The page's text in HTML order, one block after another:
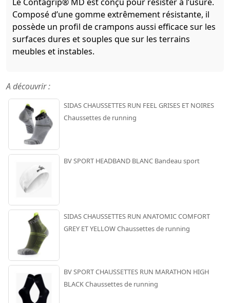
Composé d’une gomme extrêmement résistante, il
possède un profil de crampons aussi efficace sur les
surfaces dures et souples que sur les terrains
meubles et instables.
A découvrir :
SIDAS CHAUSSETTES RUN FEEL GRISES ET NOIRES
Chaussettes de running
BV SPORT HEADBAND BLANC Bandeau sport
SIDAS CHAUSSETTES RUN ANATOMIC COMFORT
GREY ET YELLOW Chaussettes de running
BV SPORT CHAUSSETTES RUN MARATHON HIGH
BLACK Chaussettes de running